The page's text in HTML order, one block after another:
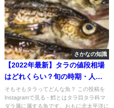
さかなの知識
【2022年最新】タラの値段相場
はどれくらい？旬の時期・人気
の調理方法もご紹介
そもそもタラってどんな魚？ この投稿を
Instagramで見る - 鱈とはタラ目タラ科マ
ダラ属に属する魚です。おもに北太平洋に